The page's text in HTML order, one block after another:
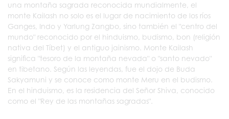
una montaña sagrada reconocida mundialmente, el
monte Kailash no solo es el lugar de nacimiento de los ríos
Ganges, Indo y Yarlung Zangbo, sino también el "centro del
mundo" reconocido por el hinduismo, budismo, bon (religión
nativa del Tíbet) y el antiguo jainismo. Monte Kailash
significa "tesoro de la montaña nevada" o "santo nevado"
en tibetano. Según las leyendas, fue el dojo de Buda
Sakyamuni y se conoce como monte Meru en el budismo.
En el hinduismo, es la residencia del Señor Shiva, conocido
como el "Rey de las montañas sagradas".